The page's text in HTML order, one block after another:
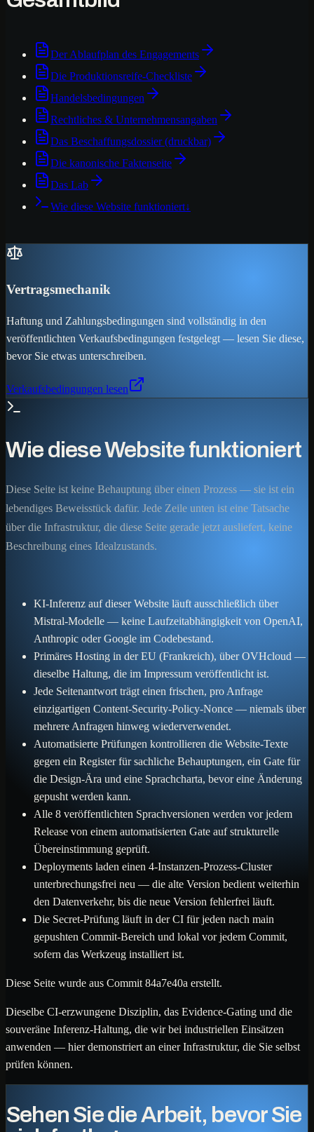
Der Ablaufplan des Engagements
Die Produktionsreife-Checkliste
Handelsbedingungen
Rechtliches & Unternehmensangaben
Das Beschaffungsdossier (druckbar)
Die kanonische Faktenseite
Das Lab
Wie diese Website funktioniert↓
Vertragsmechanik
Haftung und Zahlungsbedingungen sind vollständig in den
veröffentlichten Verkaufsbedingungen festgelegt — lesen Sie diese,
bevor Sie etwas unterschreiben.
Verkaufsbedingungen lesen
Wie diese Website funktioniert
Diese Seite ist keine Behauptung über einen Prozess — sie ist ein
lebendiges Beweisstück dafür. Jede Zeile unten ist eine Tatsache
über die Infrastruktur, die diese Seite gerade jetzt ausliefert, keine
Beschreibung eines Idealzustands.
KI-Inferenz auf dieser Website läuft ausschließlich über
Mistral-Modelle — keine Laufzeitabhängigkeit von OpenAI,
Anthropic oder Google im Codebestand.
Primäres Hosting in der EU (Frankreich), über OVHcloud —
dieselbe Haltung, die im Impressum veröffentlicht ist.
Jede Seitenantwort trägt einen frischen, pro Anfrage
einzigartigen Content-Security-Policy-Nonce — niemals über
mehrere Anfragen hinweg wiederverwendet.
Automatisierte Prüfungen kontrollieren die Website-Texte
gegen ein Register für sachliche Behauptungen, ein Gate für
die Design-Ära und eine Sprachcharta, bevor eine Änderung
gepusht werden kann.
Alle 8 veröffentlichten Sprachversionen werden vor jedem
Release von einem automatisierten Gate auf strukturelle
Übereinstimmung geprüft.
Deployments laden einen 4-Instanzen-Prozess-Cluster
unterbrechungsfrei neu — die alte Version bedient weiterhin
den Datenverkehr, bis die neue Version fehlerfrei läuft.
Die Secret-Prüfung läuft in der CI für jeden nach main
gepushten Commit-Bereich und lokal vor jedem Commit,
sofern das Werkzeug installiert ist.
Diese Seite wurde aus Commit 84a7e40a erstellt.
Dieselbe CI-erzwungene Disziplin, das Evidence-Gating und die
souveräne Inferenz-Haltung, die wir bei industriellen Einsätzen
anwenden — hier demonstriert an einer Infrastruktur, die Sie selbst
prüfen können.
Sehen Sie die Arbeit, bevor Sie